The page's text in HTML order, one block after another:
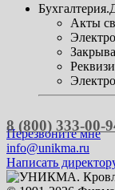
Акты
8 (800) 333-00-
Перезвоните мне
info@unikma.ru
Написать